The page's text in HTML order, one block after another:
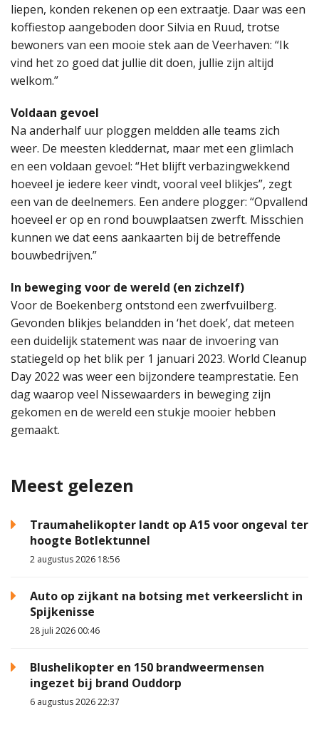
liepen, konden rekenen op een extraatje. Daar was een
koffiestop aangeboden door Silvia en Ruud, trotse
bewoners van een mooie stek aan de Veerhaven: “Ik
vind het zo goed dat jullie dit doen, jullie zijn altijd
welkom.”
Voldaan gevoel
Na anderhalf uur ploggen meldden alle teams zich
weer. De meesten kleddernat, maar met een glimlach
en een voldaan gevoel: “Het blijft verbazingwekkend
hoeveel je iedere keer vindt, vooral veel blikjes”, zegt
een van de deelnemers. Een andere plogger: “Opvallend
hoeveel er op en rond bouwplaatsen zwerft. Misschien
kunnen we dat eens aankaarten bij de betreffende
bouwbedrijven.”
In beweging voor de wereld (en zichzelf)
Voor de Boekenberg ontstond een zwerfvuilberg.
Gevonden blikjes belandden in ‘het doek’, dat meteen
een duidelijk statement was naar de invoering van
statiegeld op het blik per 1 januari 2023. World Cleanup
Day 2022 was weer een bijzondere teamprestatie. Een
dag waarop veel Nissewaarders in beweging zijn
gekomen en de wereld een stukje mooier hebben
gemaakt.
Meest gelezen
Traumahelikopter landt op A15 voor ongeval ter
hoogte Botlektunnel
2 augustus 2026 18:56
Auto op zijkant na botsing met verkeerslicht in
Spijkenisse
28 juli 2026 00:46
Blushelikopter en 150 brandweermensen
ingezet bij brand Ouddorp
6 augustus 2026 22:37